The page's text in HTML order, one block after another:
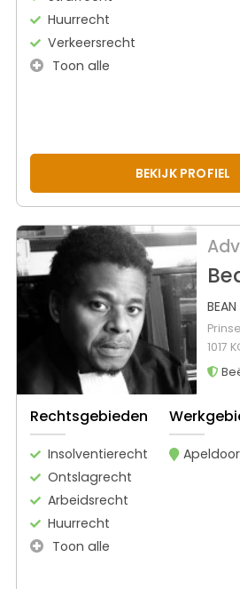
Huurrecht
Verkeersrecht
Toon alle
BEKIJK PROFIEL
1017
Rechtsgebieden
Insolventierecht
Ontslagrecht
Arbeidsrecht
Huurrecht
Toon alle